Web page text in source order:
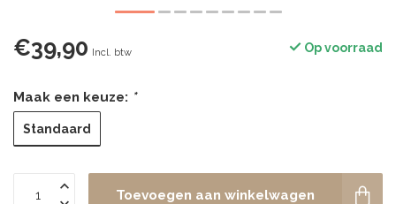
€39,90 Incl. btw Op voorraad
Maak een keuze: *
Standaard
Toevoegen aan winkelwagen